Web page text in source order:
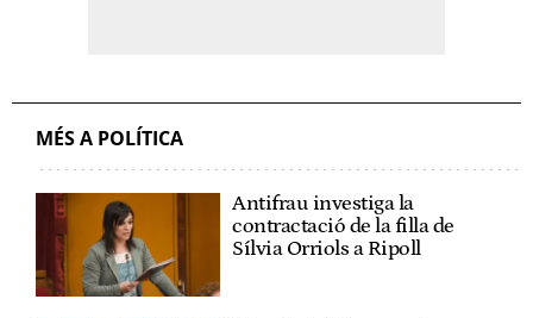
MÉS A POLÍTICA
Antifrau investiga la
contractació de la filla de
Sílvia Orriols a Ripoll